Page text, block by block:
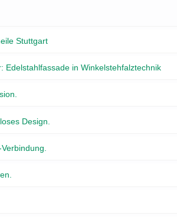
Stuttgart
Edelstahlfassade in Winkelstehfalztechnik
Design.